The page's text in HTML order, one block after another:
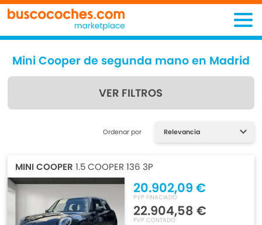
Mini Cooper de segunda mano en Madrid
VER FILTROS
Encuentra lo que estás
Ordenar por
MINI COOPER 1.5 COOPER 136 3P
20.902,09 €
PVP FINACIADO
22.904,58 €
PVP CONTADO